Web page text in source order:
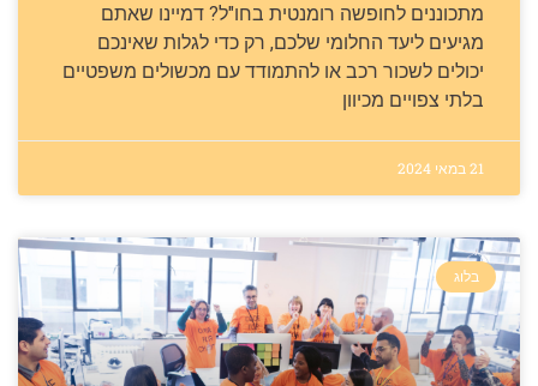
מתכוננים לחופשה רומנטית בחו"ל? דמיינו שאתם
מגיעים ליעד החלומי שלכם, רק כדי לגלות שאינכם
יכולים לשכור רכב או להתמודד עם מכשולים משפטיים
בלתי צפויים מכיוון
21 במאי 2024
בלוג